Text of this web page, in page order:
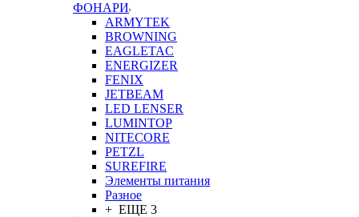
ФОНАРИ
ARMYTEK
BROWNING
EAGLETAC
ENERGIZER
FENIX
JETBEAM
LED LENSER
LUMINTOP
NITECORE
PETZL
SUREFIRE
Элементы питания
Разное
+ ЕЩЕ 3